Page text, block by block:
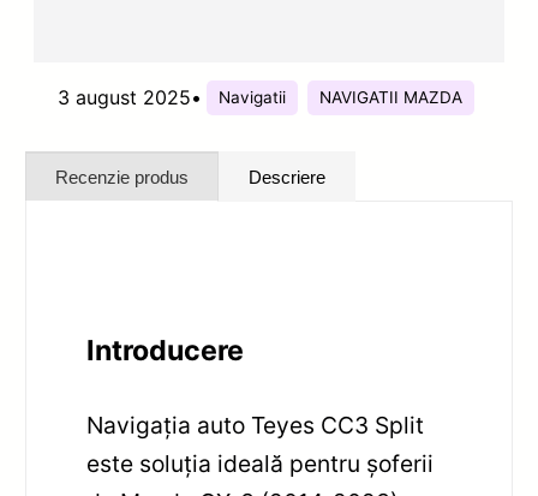
3 august 2025• Navigatii NAVIGATII MAZDA
Recenzie produs Descriere
Introducere
Navigația auto Teyes CC3 Split
este soluția ideală pentru șoferii